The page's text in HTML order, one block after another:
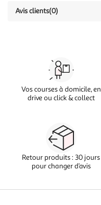
Avis clients(0)
Vos courses à domicile, en
drive ou click & collect
Retour produits : 30 jours
pour changer d’avis